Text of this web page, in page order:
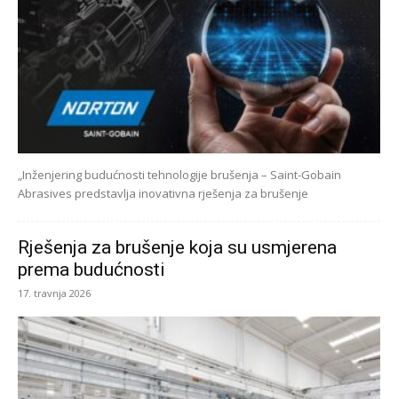
„Inženjering budućnosti tehnologije brušenja – Saint-Gobain
Abrasives predstavlja inovativna rješenja za brušenje
Rješenja za brušenje koja su usmjerena
prema budućnosti
17. travnja 2026